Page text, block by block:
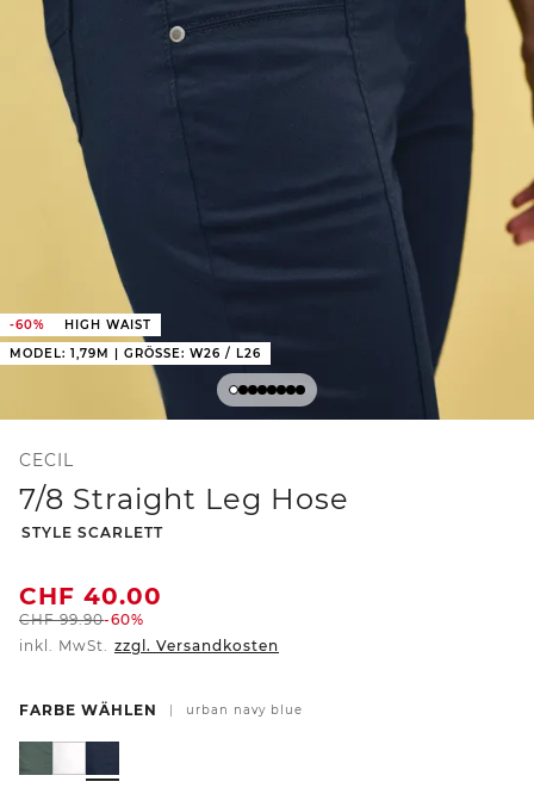
-60%
HIGH WAIST
MODEL: 1,79M | GRÖSSE: W26 / L26
CECIL
7/8 Straight Leg Hose
-
STYLE SCARLETT
CHF 40.00
CHF99.90-60%
inkl. MwSt. zzgl. Versandkosten
FARBE WÄHLEN urban navy blue